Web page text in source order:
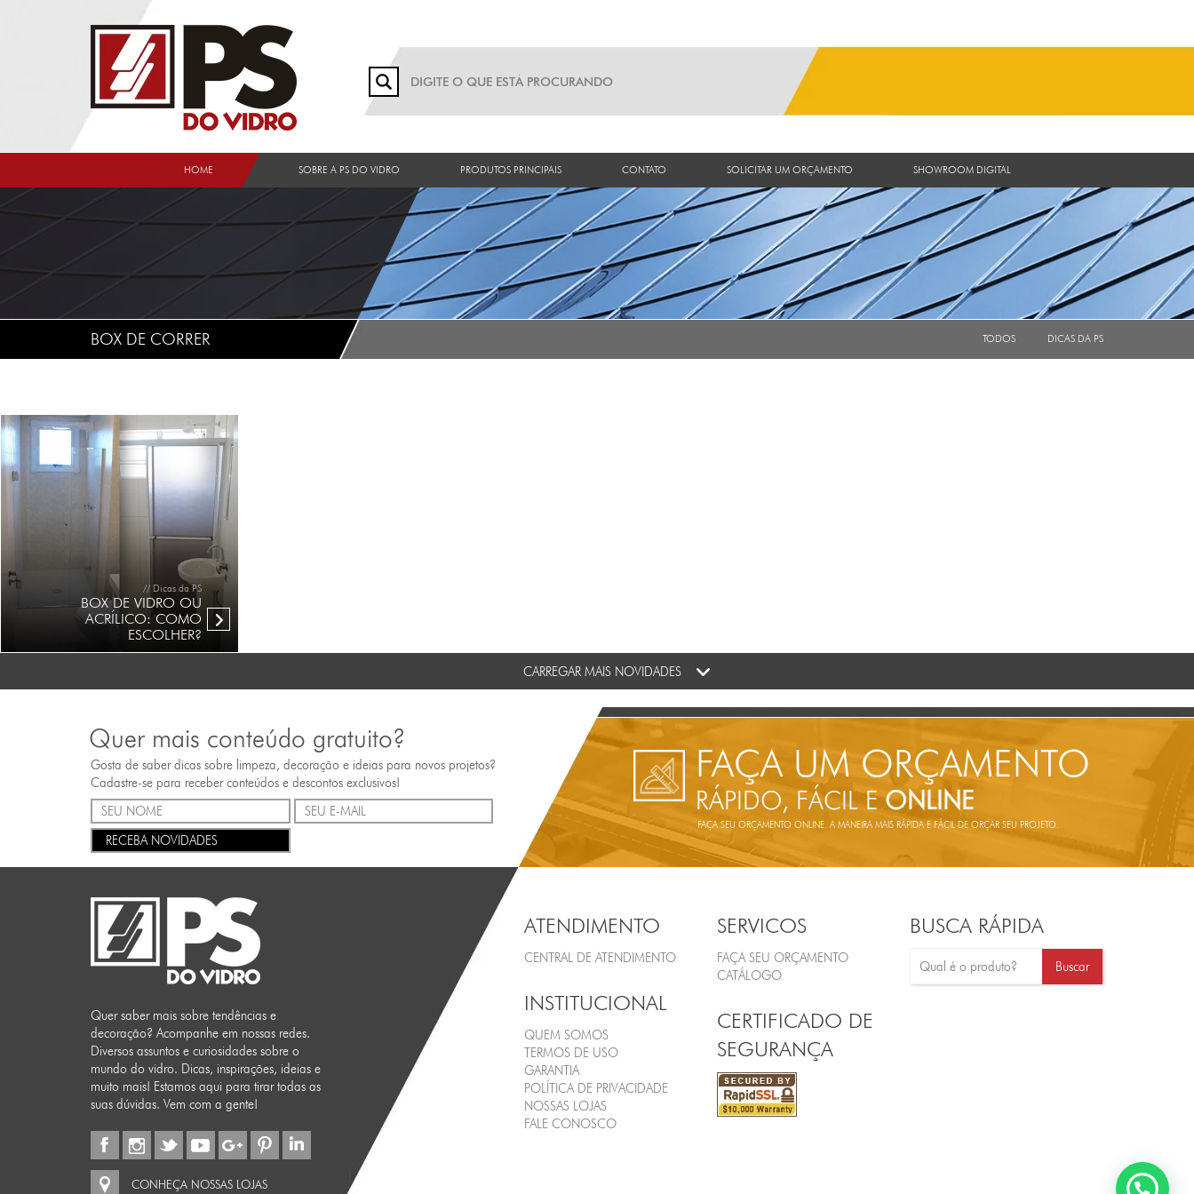
HOME SOBRE A PS DO VIDRO PRODUTOS PRINCIPAIS CONTATO SOLICITAR UM ORÇAMENTO SHOWROOM DIGITAL
BOX DE CORRER TODOS DICAS DA PS
// Dicas da PS
BOX DE VIDRO OU
ACRÍLICO: COMO
ESCOLHER?
CARREGAR MAIS NOVIDADES
Quer mais conteúdo gratuito?
Gosta de saber dicas sobre limpeza, decoração e ideias para novos projetos?
Cadastre-se para receber conteúdos e descontos exclusivos!
RECEBA NOVIDADES
FAÇA UM ORÇAMENTO
RÁPIDO, FÁCIL EONLINE
FAÇA SEU ORÇAMENTO ONLINE. A MANEIRA MAIS RÁPIDA E FÁCIL DE ORÇAR SEU PROJETO.
Quer saber mais sobre tendências e
decoração? Acompanhe em nossas redes.
Diversos assuntos e curiosidades sobre o
mundo do vidro. Dicas, inspirações, ideias e
muito mais! Estamos aqui para tirar todas as
suas dúvidas. Vem com a gente!
CONHEÇA NOSSAS LOJAS
ATENDIMENTO
CENTRAL DE ATENDIMENTO
INSTITUCIONAL
QUEM SOMOS
TERMOS DE USO
GARANTIA
POLÍTICA DE PRIVACIDADE
NOSSAS LOJAS
FALE CONOSCO
SERVICOS
FAÇA SEU ORÇAMENTO
CATÁLOGO
CERTIFICADO DE
SEGURANÇA
BUSCA RÁPIDA